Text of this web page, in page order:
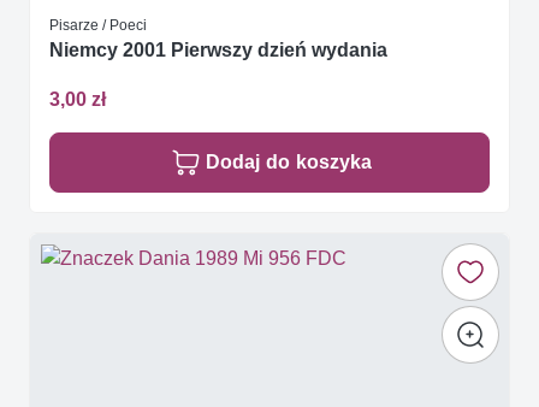
Pisarze / Poeci
Niemcy 2001 Pierwszy dzień wydania
3,00 zł
Dodaj do koszyka